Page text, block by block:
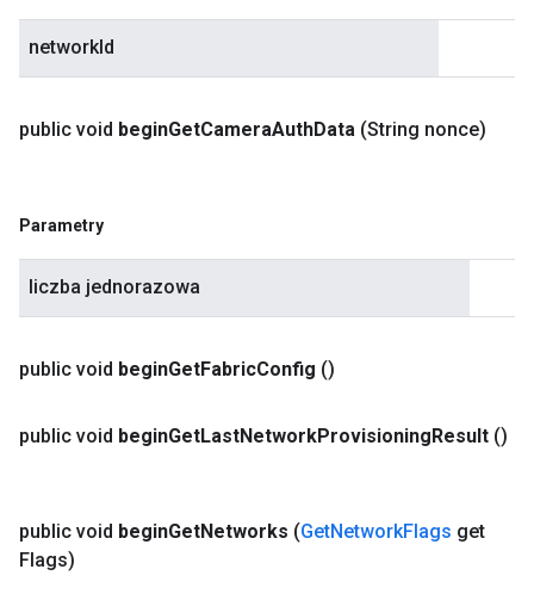
networkId
public void beginGetCameraAuthData (String nonce)
Parametry
liczba jednorazowa
public void beginGetFabricConfig ()
public void beginGetLastNetworkProvisioningResult ()
public void beginGetNetworks (GetNetworkFlags get
Flags)